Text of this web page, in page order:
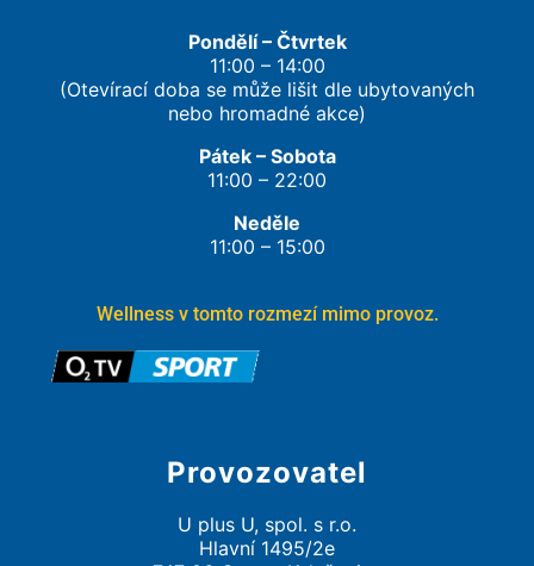
Pondělí – Čtvrtek
11:00 – 14:00
(Otevírací doba se může lišit dle ubytovaných
nebo hromadné akce)
Pátek – Sobota
11:00 – 22:00
Neděle
11:00 – 15:00
Wellness v tomto rozmezí mimo provoz.
Provozovatel
U plus U, spol. s r.o.
Hlavní 1495/2e